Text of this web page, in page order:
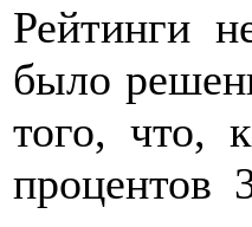
Рейтинги
было
того, что,
процентов